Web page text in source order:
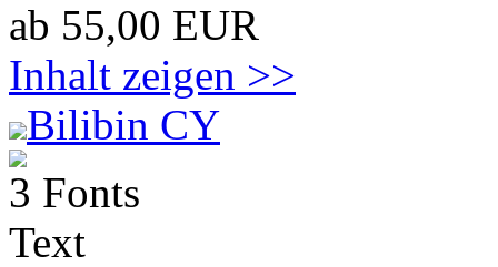
ab 55,00 EUR
Inhalt zeigen >>
Bilibin CY
3 Fonts
Text